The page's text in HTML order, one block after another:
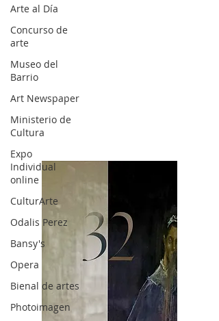
Arte al Día
Concurso de
arte
Museo del
Barrio
Art Newspaper
Ministerio de
Cultura
Expo
Individual
online
CulturArte
Odalis Perez
Bansy's
Opera
Bienal de artes
Photoimagen